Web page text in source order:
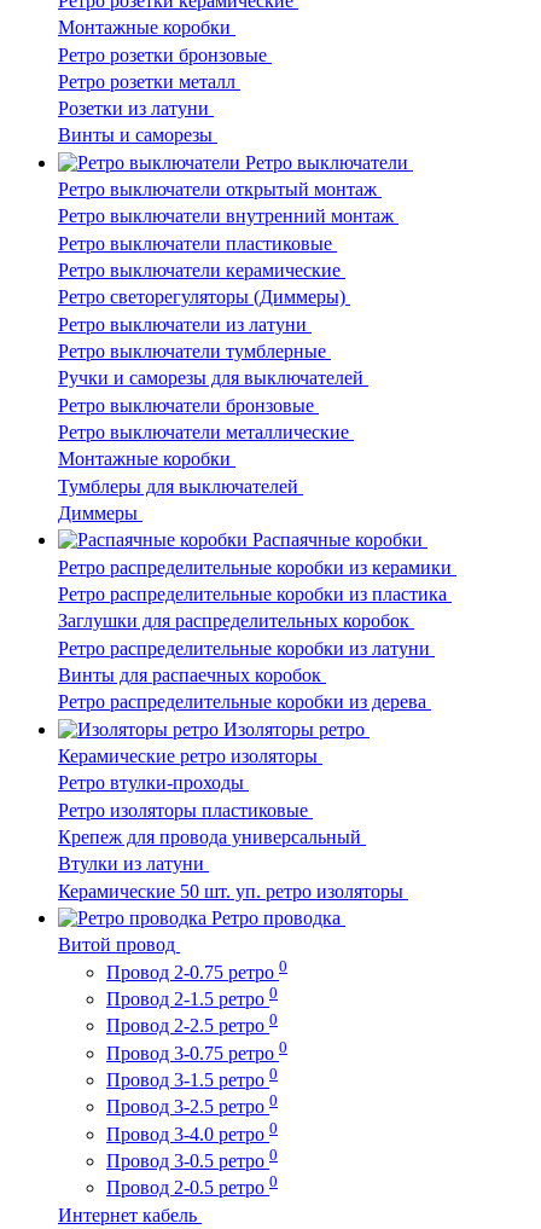
Монтажные коробки
Ретро розетки бронзовые
Ретро розетки металл
Розетки из латуни
Винты и саморезы
Ретро выключатели
Ретро выключатели открытый монтаж
Ретро выключатели внутренний монтаж
Ретро выключатели пластиковые
Ретро выключатели керамические
Ретро светорегуляторы (Диммеры)
Ретро выключатели из латуни
Ретро выключатели тумблерные
Ручки и саморезы для выключателей
Ретро выключатели бронзовые
Ретро выключатели металлические
Монтажные коробки
Тумблеры для выключателей
Диммеры
Распаячные коробки
Ретро распределительные коробки из керамики
Ретро распределительные коробки из пластика
Заглушки для распределительных коробок
Ретро распределительные коробки из латуни
Винты для распаечных коробок
Ретро распределительные коробки из дерева
Изоляторы ретро
Керамические ретро изоляторы
Ретро втулки-проходы
Ретро изоляторы пластиковые
Крепеж для провода универсальный
Втулки из латуни
Керамические 50 шт. уп. ретро изоляторы
Ретро проводка
Витой провод
Провод 2-0.75 ретро 0
Провод 2-1.5 ретро 0
Провод 2-2.5 ретро 0
Провод 3-0.75 ретро 0
Провод 3-1.5 ретро 0
Провод 3-2.5 ретро 0
Провод 3-4.0 ретро 0
Провод 3-0.5 ретро 0
Провод 2-0.5 ретро 0
Интернет кабель